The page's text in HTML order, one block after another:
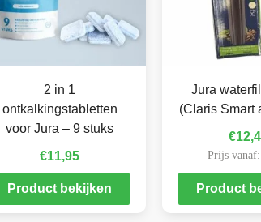
2 in 1
ontkalkingstabletten
voor Jura – 9 stuks
€11,95
Product bekijken
Jura
(Claris Smart
€
Prijs vanaf:
Product